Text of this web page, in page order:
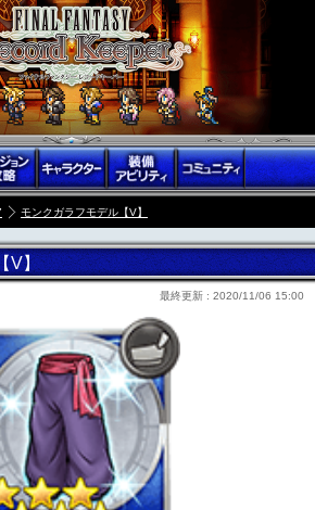
モンクガラフモデル【V】
V】
最終更新 : 2020/11/06 15:00